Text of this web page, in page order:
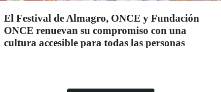
El Festival de Almagro, ONCE y Fundación
ONCE renuevan su compromiso con una
cultura accesible para todas las personas